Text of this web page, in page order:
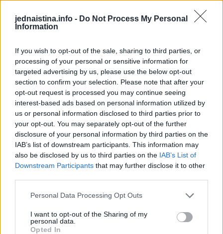
jednaistina.info - Do Not Process My Personal
Information
If you wish to opt-out of the sale, sharing to third parties, or
processing of your personal or sensitive information for
targeted advertising by us, please use the below opt-out
section to confirm your selection. Please note that after your
opt-out request is processed you may continue seeing
interest-based ads based on personal information utilized by
us or personal information disclosed to third parties prior to
your opt-out. You may separately opt-out of the further
disclosure of your personal information by third parties on the
IAB’s list of downstream participants. This information may
also be disclosed by us to third parties on the IAB’s List of
Downstream Participants that may further disclose it to other
Personal Data Processing Opt Outs
I want to opt-out of the Sharing of my
personal data.
Opted In
Mravi talože aromatične začine poput klinčića ili cimeta. Po
klinčića. Začin djeluje kao prirodni repelent protiv
dosadnih insekata. No pomoći će vam i druge vrste
aromatičnih začina.
Cedar
Namještaj od cedrovine djeluje kao pouzdan repelent za
razne vrste štetočina, a ne vole ga čak ni mravi.
Tekući sapun ili deterdžent
Brza i učinkovita pomoć je pomiješati vodu s malo sredstva
Poprskajte okvire prozora, vrata i imajte ovo oružje pri
ruci kad god se pojave mravi.